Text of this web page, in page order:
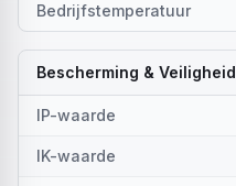
Bedrijfstemperatuur
Bescherming & Veiligheid
IP-waarde
IK-waarde